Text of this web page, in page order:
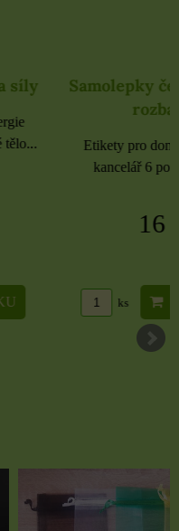
Samolepky černé
rozbaleno
Etikety pro
kancelář 6 použitých
16 Kč
DO